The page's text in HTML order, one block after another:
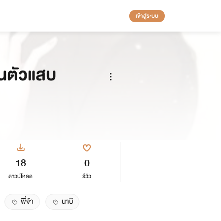
เข้าสู่ระบบ
วแสบ
18
ดาวน์โหลด
0
รีวิว
พี่จ้า นาบี